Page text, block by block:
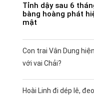
Tỉnh dậy sau 6
bàng hoàng phát
mật
Con trai Vân Dung
với vai Chải?
Hoài Linh đi dép lê,